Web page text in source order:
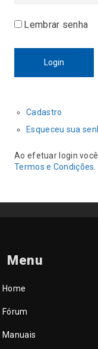
Lembrar senha
Login
Cadastro
Esqueceu sua
Ao efetuar login
Termos e Condições
Menu
Home
Fórum
Manuais